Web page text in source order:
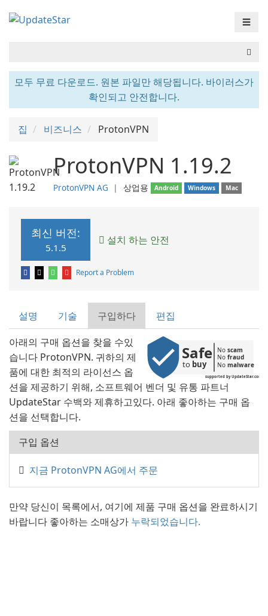
☰
모두 무료 다운로드. 원본 파일만 해당됩니다. 바이러스가
확인되고 안전합니다.
집 비즈니스 ProtonVPN
ProtonVPN 1.19.2
ProtonVPN AG ❘ 상업용 Android Windows Mac
최신 버전:
5.1.5
설치 하는 안전
Report a Problem
설명 기술 구입하다 편집
supported by UpdateStar.com
Safe
to buy
No scam
No fraud
No malware
아래의 구매 옵션을 찾을 수있
습니다 ProtonVPN. 귀하의 제
품에 대한 최적의 라이선스 옵
션을 제공하기 위해, 소프트웨어 벤더 및 유통 파트너
UpdateStar 수백와 제휴하고있다. 아래 좋아하는 구매 옵
션을 선택합니다.
구입 옵션
지금 ProtonVPN AG에서 주문
만약 당신이 목록에서, 여기에 제품 구매 옵션을 완료하시기
바랍니다 좋아하는 소매상가 누락되었습니다.